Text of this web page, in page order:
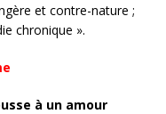
et contre-nature ;
chronique ».
à un amour